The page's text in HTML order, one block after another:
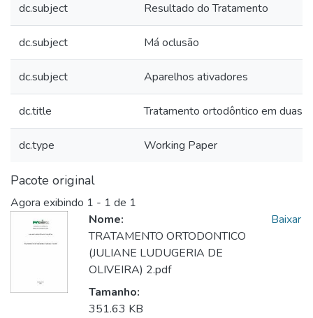
dc.subject Resultado do Tratamento
dc.subject Má oclusão
dc.subject Aparelhos ativadores
dc.title Tratamento ortodôntico em duas
dc.type Working Paper
Pacote original
Agora exibindo 1 - 1 de 1
Nome:
TRATAMENTO ORTODONTICO
(JULIANE LUDUGERIA DE
OLIVEIRA) 2.pdf
Tamanho:
351.63 KB
Baixar